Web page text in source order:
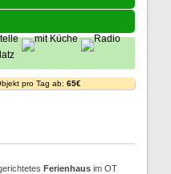
pro Tag ab: 65€
Ferienhaus im OT